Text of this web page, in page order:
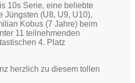
10s Serie, eine beliebte
Jüngsten (U8, U9, U10),
Kobus (7 Jahre) beim
11 teilnehmenden
4. Platz
herzlich zu diesem tollen